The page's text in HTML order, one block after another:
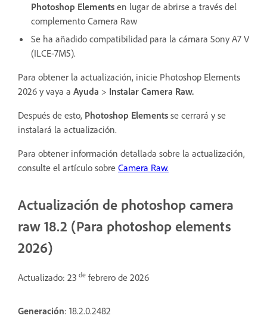
Photoshop Elements en lugar de abrirse a través del
complemento Camera Raw
Se ha añadido compatibilidad para la cámara Sony A7 V
(ILCE-7M5).
Para obtener la actualización, inicie Photoshop Elements
2026 y vaya a Ayuda > Instalar Camera Raw.
Después de esto, Photoshop Elements se cerrará y se
instalará la actualización.
Para obtener información detallada sobre la actualización,
consulte el artículo sobre Camera Raw.
Actualización de photoshop camera
raw 18.2 (Para photoshop elements
2026)
Actualizado: 23 de febrero de 2026
Generación: 18.2.0.2482